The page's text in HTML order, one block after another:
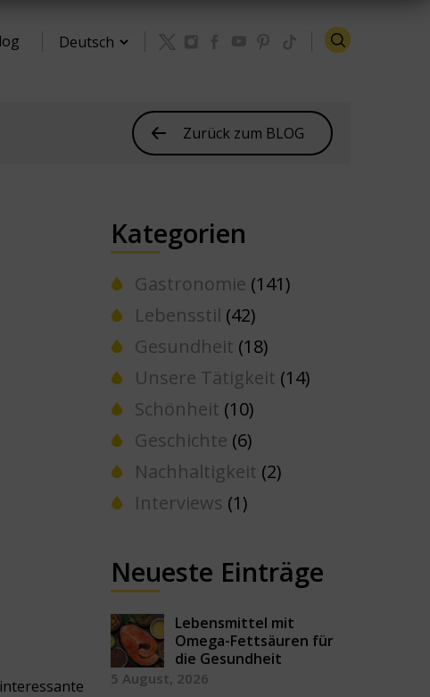
Zurück zum BLOG
Kategorien
Gastronomie (141)
Lebensstil (42)
Gesundheit (18)
Unsere Tätigkeit (14)
Schönheit (10)
Geschichte (6)
Nachhaltigkeit (2)
Interviews (1)
Neueste Einträge
Lebensmittel mit
Omega-Fettsäuren für
die Gesundheit
5 August, 2026